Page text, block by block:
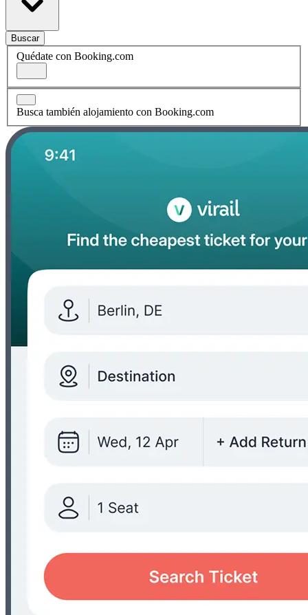
Buscar
Quédate con Booking.com
Busca también alojamiento con Booking.com